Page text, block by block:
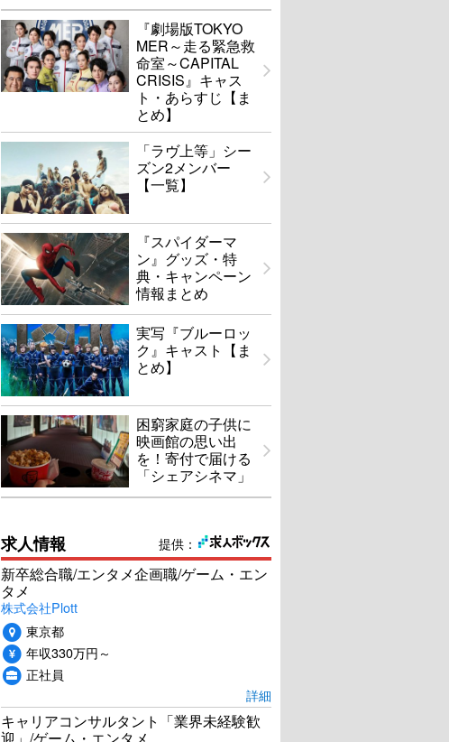
『劇場版TOKYO
MER～走る緊急救
命室～CAPITAL
CRISIS』キャス
ト・あらすじ【ま
とめ】
「ラヴ上等」シー
ズン2メンバー
【一覧】
『スパイダーマ
ン』グッズ・特
典・キャンペーン
情報まとめ
実写『ブルーロッ
ク』キャスト【ま
とめ】
困窮家庭の子供に
映画館の思い出
を！寄付で届ける
「シェアシネマ」
提供：
求人情報
新卒総合職/エンタメ企画職/ゲーム・エン
タメ
株式会社Plott
東京都
年収330万円～
正社員
詳細
キャリアコンサルタント「業界未経験歓
迎」/ゲーム・エンタメ